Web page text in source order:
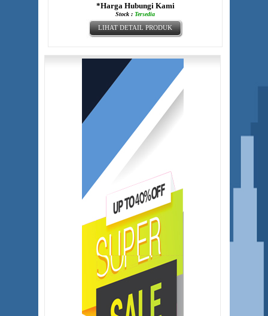
*Harga Hubungi Kami
Stock : Tersedia
LIHAT DETAIL PRODUK